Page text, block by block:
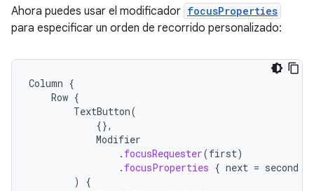
Ahora puedes usar el modificador focusProperties
para especificar un orden de recorrido personalizado:
Column {
Row {
TextButton(
{},
Modifier
. focusRequester(first)
. focusProperties { next = second
)
{